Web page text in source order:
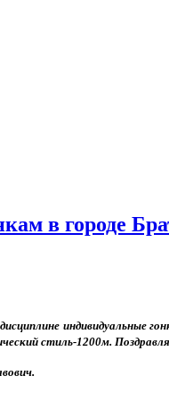
в городе
индивидуальные
стиль-1200м.